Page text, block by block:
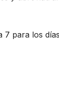
7 para los